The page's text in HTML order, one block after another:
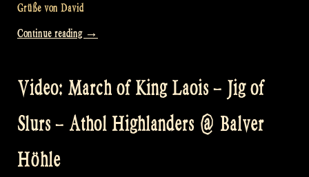
Grüße von David
Continue reading „Video:
–
Pumpkin’s
→
Video: March of King Laois – Jig of
Slurs – Athol Highlanders @ Balver
Höhle